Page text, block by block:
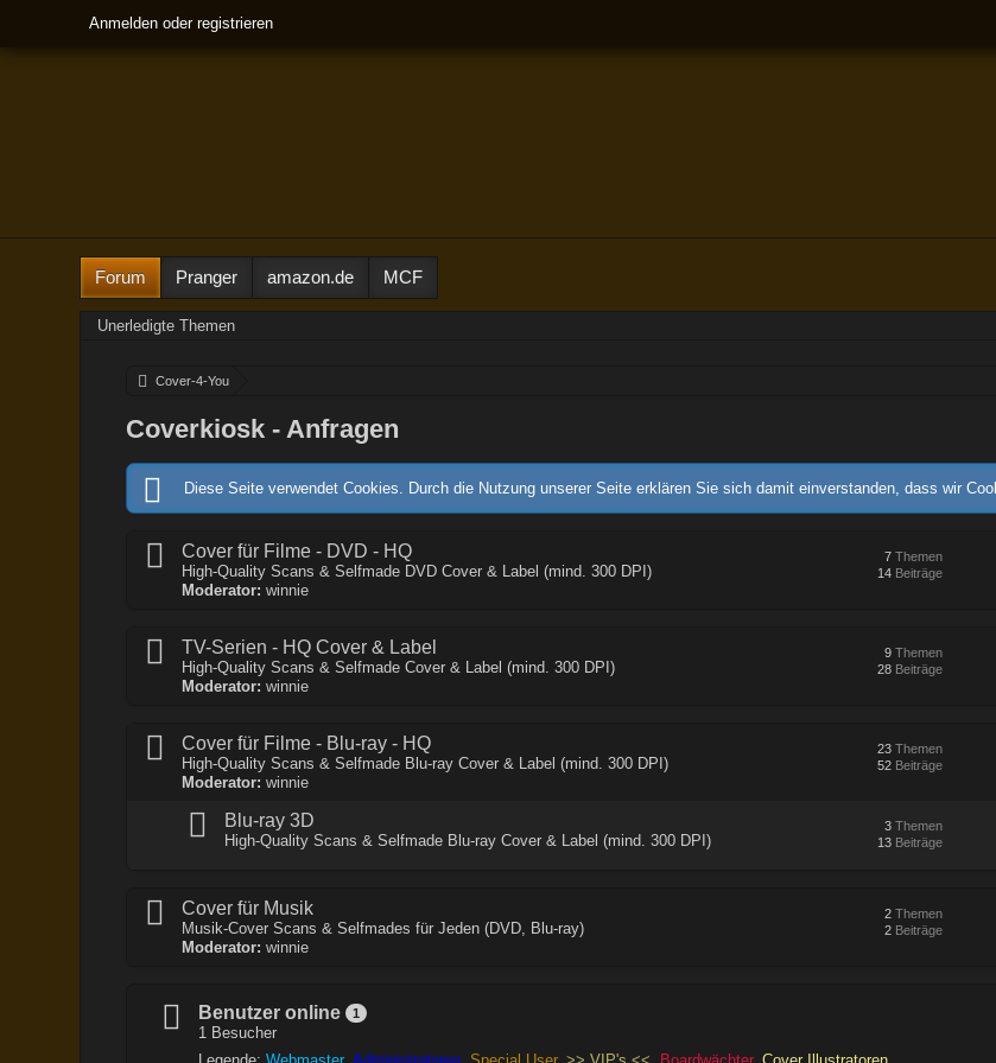
Anmelden oder registrieren
Forum Pranger amazon.de MCF
Unerledigte Themen
Cover-4-You
Coverkiosk - Anfragen
Diese Seite verwendet Cookies. Durch die Nutzung unserer Seite erklären Sie sich damit einverstanden, dass wir
Cover für Filme - DVD - HQ
High-Quality Scans & Selfmade DVD Cover & Label (mind. 300 DPI)
Moderator:winnie
Themen
7
Beiträge
14
TV-Serien - HQ Cover & Label
High-Quality Scans & Selfmade Cover & Label (mind. 300 DPI)
Moderator:winnie
Themen
9
Beiträge
28
Cover für Filme - Blu-ray - HQ
High-Quality Scans & Selfmade Blu-ray Cover & Label (mind. 300 DPI)
Moderator:winnie
Themen
23
Beiträge
52
Blu-ray 3D
High-Quality Scans & Selfmade Blu-ray Cover & Label (mind. 300 DPI)
Themen
3
Beiträge
13
Cover für Musik
Musik-Cover Scans & Selfmades für Jeden (DVD, Blu-ray)
Moderator:winnie
Themen
2
Beiträge
2
Benutzer online 1
1 Besucher